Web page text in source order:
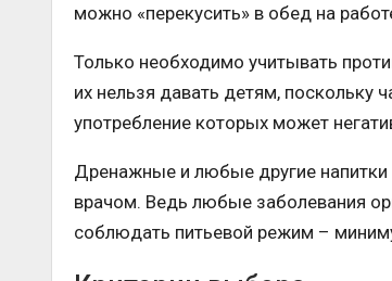
можно «перекусить» в обед на
Только необходимо учитывать
их нельзя давать детям, поскольку
употребление которых может
Дренажные и любые другие
врачом. Ведь любые заболевания
соблюдать питьевой режим –